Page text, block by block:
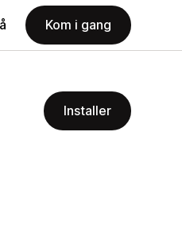
Kom i gang
Installer